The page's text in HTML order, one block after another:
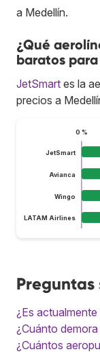
a Medellín.
¿Qué
baratos
JetSmart es la
precios a
0 %
JetSmart
Avianca
Wingo
LATAM Airlines
Preguntas
¿Es
¿Cuánto
¿Cuántos